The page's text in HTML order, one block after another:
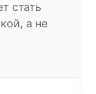
стать
а не